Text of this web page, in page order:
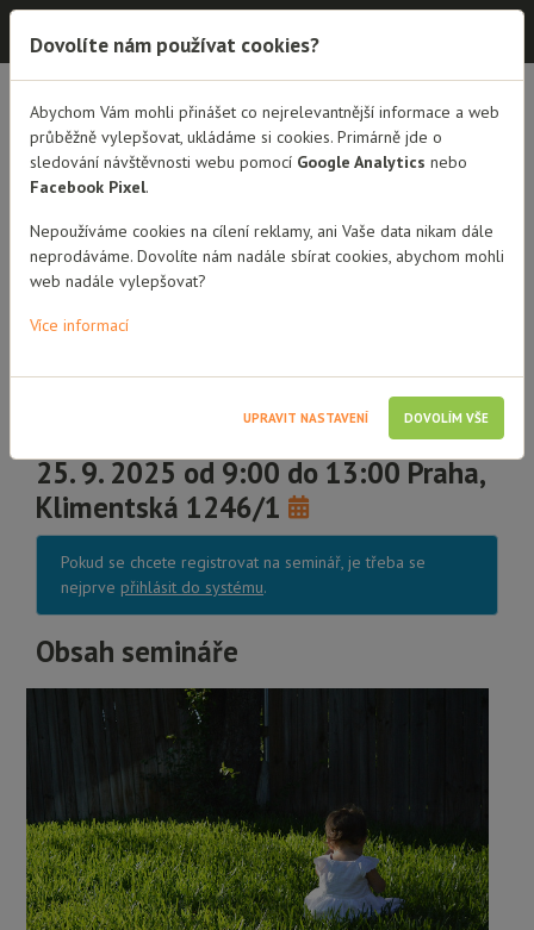
Dobrá rodina - semináře
PŘEHLED SEMINÁŘŮ DETAIL SEMINÁŘE
Jak dítě prožívá ztrátu a
jak mu pomoci
Pro dlouhodobé a přechodné
pěstouny Dobré rodiny
Poručníci Dobrovolníci a stážisti
25. 9. 2025 od 9:00 do 13:00 Praha,
Klimentská 1246/1
Pokud se chcete registrovat na seminář, je třeba se
nejprve přihlásit do systému.
Obsah semináře
Dovolíte nám používat cookies?
Abychom Vám mohli přinášet co nejrelevantnější informace a web
průběžně vylepšovat, ukládáme si cookies. Primárně jde o
sledování návštěvnosti webu pomocí Google Analytics nebo
Facebook Pixel.
Nepoužíváme cookies na cílení reklamy, ani Vaše data nikam dále
neprodáváme. Dovolíte nám nadále sbírat cookies, abychom mohli
web nadále vylepšovat?
Více informací
UPRAVIT NASTAVENÍ DOVOLÍM VŠE